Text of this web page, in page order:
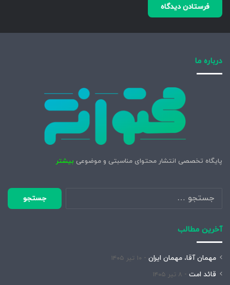
درباره ما
پایگاه تخصصی انتشار محتوای مناسبتی و موضوعی بیشتر
جستجو
برای:
آخرین مطالب
مهمان آقا، مهمان ایران ۱۰ تیر ۱۴۰۵
قائد امت ۸ تیر ۱۴۰۵